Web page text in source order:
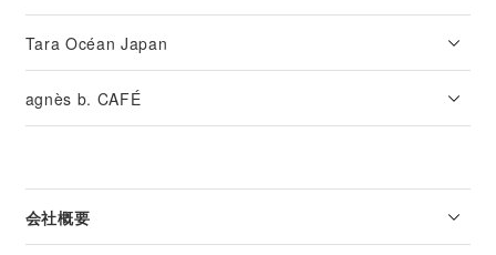
Tara Océan Japan
agnès b. CAFÉ
会社概要